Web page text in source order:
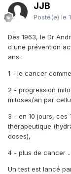
JJB
Posté(e) le
Dès 1963, le Dr
d'une prévention
ans :
1 - le cancer
2 - progression
mitoses/an par
3 - en 10 jours, ces
thérapeutique
doses),
4 - plus de cancer ...
Un test est lancé